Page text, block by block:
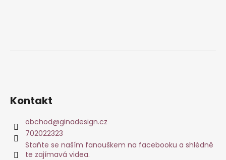
Kontakt
obchod@ginadesign.cz
702022323
Staňte se naším fanouškem na facebooku a shlédně
te zajímavá videa.